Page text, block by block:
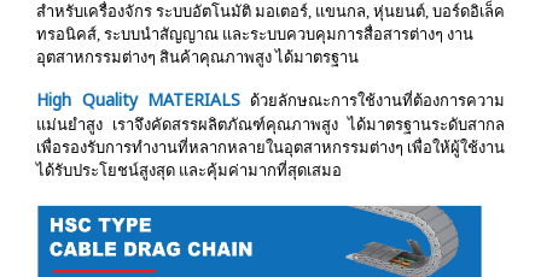
สำหรับเครื่องจักร ระบบอัตโนมัติ มอเตอร์, แขนกล, หุ่นยนต์, บอร์ดอิเล็ค
ทรอนิคส์, ระบบนำสัญญาณ และระบบควบคุมการสื่อสารต่างๆ งาน
อุตสาหกรรมต่างๆ สินค้าคุณภาพสูง ได้มาตรฐาน
High Quality MATERIALS ด้วยลักษณะการใช้งานที่ต้องการความ
แม่นยำสูง เราจึงคัดสรรผลิตภัณฑ์คุณภาพสูง ได้มาตรฐานระดับสากล
เพื่อรองรับการทำงานที่หลากหลายในอุตสาหกรรมต่างๆ เพื่อให้ผู้ใช้งาน
ได้รับประโยชน์สูงสุด และคุ้มค่ามากที่สุดเสมอ